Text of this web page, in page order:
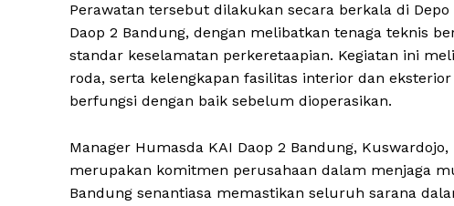
Perawatan tersebut dilakukan secara berkala di
Daop 2 Bandung, dengan melibatkan tenaga teknis
standar keselamatan perkeretaapian. Kegiatan ini
roda, serta kelengkapan fasilitas interior dan
berfungsi dengan baik sebelum dioperasikan.
Manager Humasda KAI Daop 2 Bandung,
merupakan komitmen perusahaan dalam menjaga
Bandung senantiasa memastikan seluruh sarana